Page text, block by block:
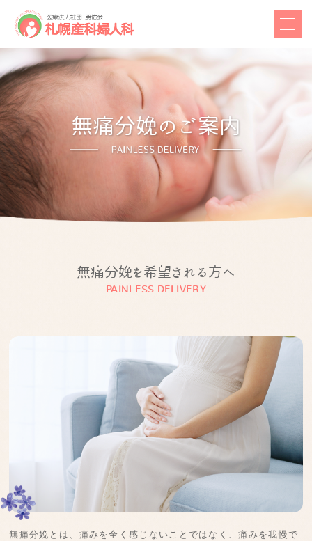
無痛分娩を希望される方へ
PAINLESS DELIVERY
無痛分娩とは、痛みを全く感じないことではなく、痛みを我慢で